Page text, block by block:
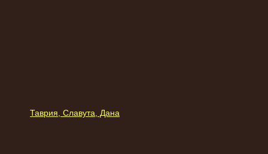
Таврия, Славута, Дана